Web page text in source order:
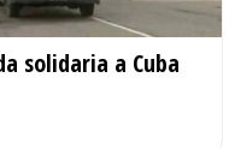
solidaria a Cuba